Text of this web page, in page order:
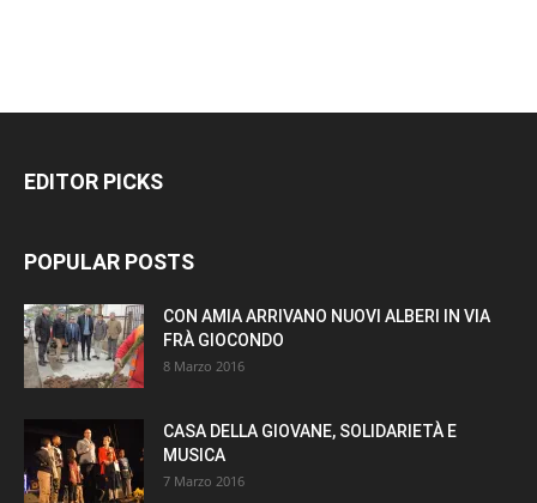
EDITOR PICKS
POPULAR POSTS
CON AMIA ARRIVANO NUOVI ALBERI IN VIA
FRÀ GIOCONDO
8 Marzo 2016
CASA DELLA GIOVANE, SOLIDARIETÀ E
MUSICA
7 Marzo 2016